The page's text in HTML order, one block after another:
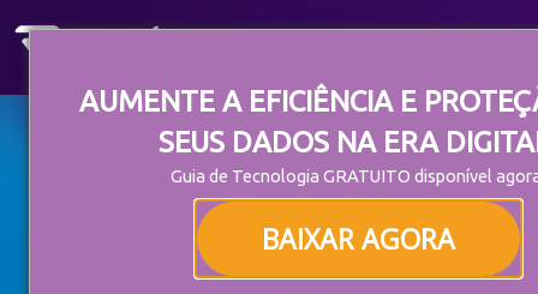
AUMENTE A EFICIÊNCIA E
SEUS DADOS NA ERA
Guia de Tecnologia GRATUITO disponível
BAIXAR AGORA